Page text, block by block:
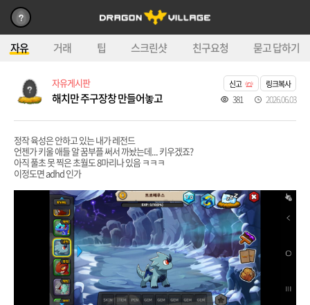
자유 거래 팁 스크린샷 친구요청 묻고 답하기
자유게시판
해치만 주구장창 만들어놓고
신고 링크복사
381 2026.06.03
정작 육성은 안하고 있는 내가 레전드
언젠가 키울 애들 알 꿈부플 써서 까놨는데... 키우겠죠?
아직 풀초 못 찍은 초월도 8마리나 있음 ㅋㅋㅋ
이정도면 adhd 인가